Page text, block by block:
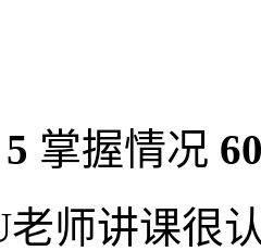
5 掌握情况
老师讲课很